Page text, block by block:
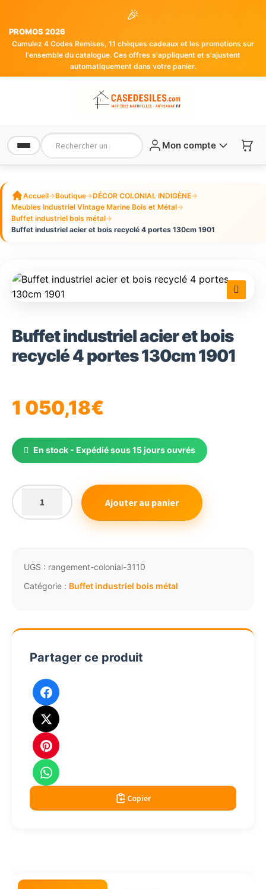
🎉
PROMOS 2026
Cumulez 4 Codes Remises, 11 chèques cadeaux et les promotions sur
l'ensemble du catalogue. Ces offres s'appliquent et s'ajustent
automatiquement dans votre panier.
Mon compte
Accueil→Boutique→DÉCOR COLONIAL INDIGÈNE→
Meubles Industriel Vintage Marine Bois et Métal→
Buffet industriel bois métal→
Buffet industriel acier et bois recyclé 4 portes 130cm 1901
Buffet industriel acier et bois
recyclé 4 portes 130cm 1901
1 050,18€
En stock - Expédié sous 15 jours ouvrés
quantité
de
acier
et
4
130cm
Ajouter au panier
UGS : rangement-colonial-3110
Catégorie : Buffet industriel bois métal
Partager ce produit
Copier